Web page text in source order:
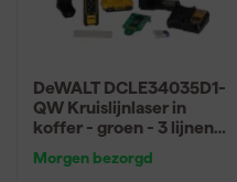
DeWALT DCLE34035D1-
QW Kruislijnlaser in
koffer - groen - 3 lijnen -
Morgen bezorgd